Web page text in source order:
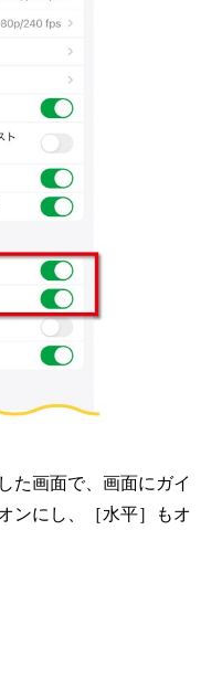
た画面で、画面にガイ
ンにし、［水平］もオ